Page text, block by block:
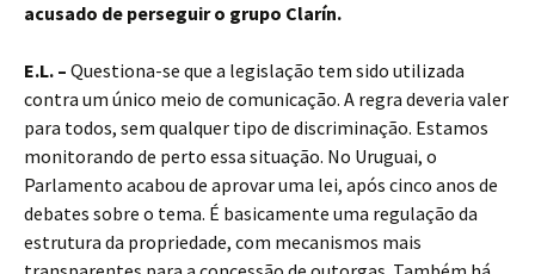
acusado de perseguir o grupo Clarín.
E.L. – Questiona-se que a legislação tem sido utilizada
contra um único meio de comunicação. A regra deveria valer
para todos, sem qualquer tipo de discriminação. Estamos
monitorando de perto essa situação. No Uruguai, o
Parlamento acabou de aprovar uma lei, após cinco anos de
debates sobre o tema. É basicamente uma regulação da
estrutura da propriedade, com mecanismos mais